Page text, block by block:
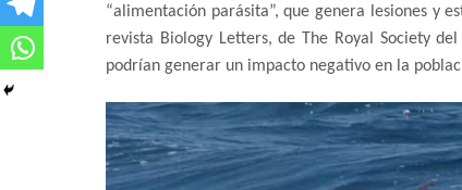
“alimentación parásita”, que genera lesiones y
revista Biology Letters, de The Royal Society
podrían generar un impacto negativo en la